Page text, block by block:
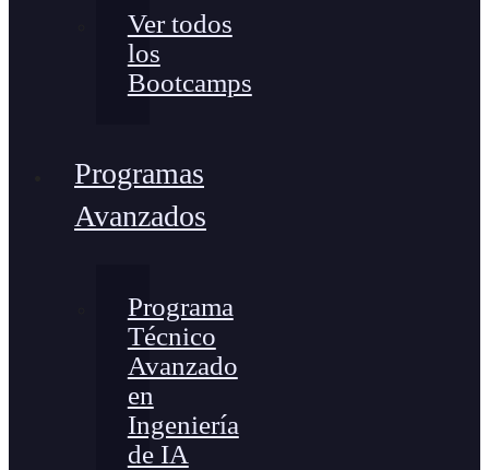
Ver todos
los
Bootcamps
Programas
Avanzados
Programa
Técnico
Avanzado
en
Ingeniería
de IA